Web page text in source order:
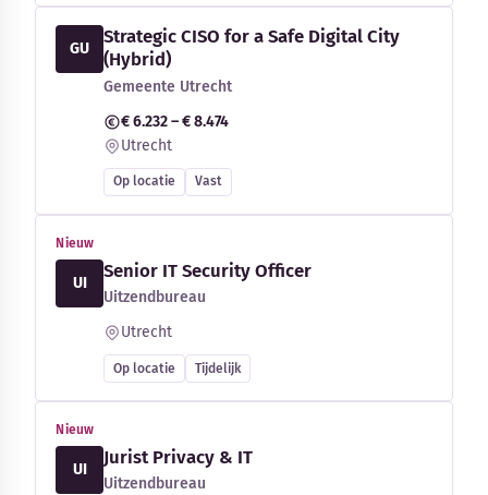
GU
Strategic CISO for a Safe Digital City
(Hybrid)
Gemeente Utrecht
€ 6.232 – € 8.474
Utrecht
Op locatie Vast
Nieuw
UI
Senior IT Security Officer
Uitzendbureau
Utrecht
Op locatie Tijdelijk
Nieuw
UI
Jurist Privacy & IT
Uitzendbureau